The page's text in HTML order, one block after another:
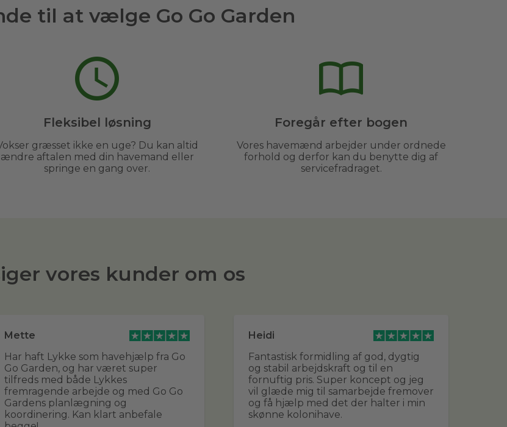
til at vælge Go Go Garden
Fleksibel løsning
græsset ikke en uge? Du kan altid
ændre aftalen med din havemand eller
springe en gang over.
Foregår efter bogen
Vores havemænd arbejder under ordnede
forhold og derfor kan du benytte dig af
servicefradraget.
vores kunder om os
Mette
Har haft Lykke som havehjælp fra Go
Go Garden, og har været super
tilfreds med både Lykkes
fremragende arbejde og med Go Go
Gardens planlægning og
koordinering. Kan klart anbefale
Heidi
Fantastisk formidling af god, dygtig
og stabil arbejdskraft og til en
fornuftig pris. Super koncept og jeg
vil glæde mig til samarbejde fremover
og få hjælp med det der halter i min
skønne kolonihave.